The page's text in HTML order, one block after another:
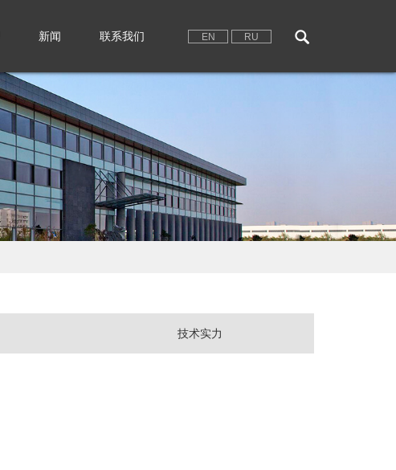
新闻 联系我们 EN RU
技术实力